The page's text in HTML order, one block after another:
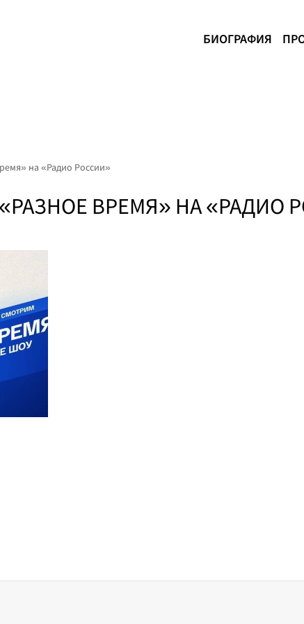
БИОГРАФИЯ
на «Радио России»
ВРЕМЯ» НА «РАДИО